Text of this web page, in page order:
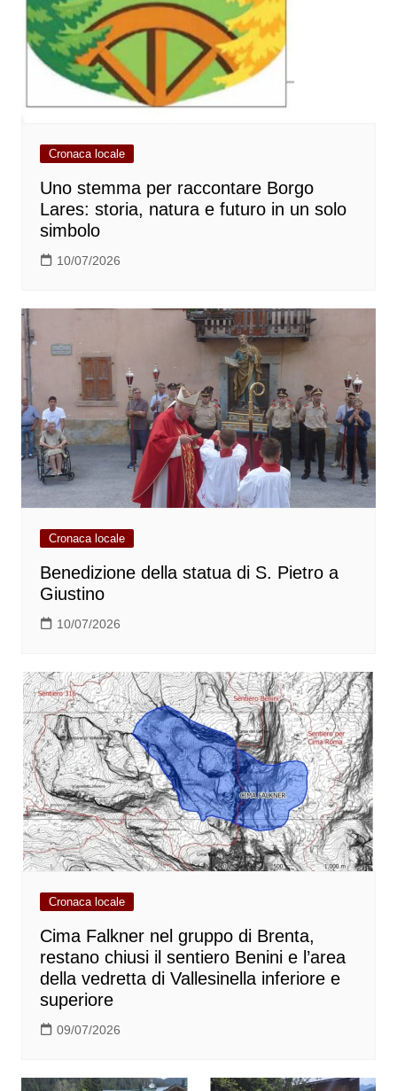
Cronaca locale
Uno stemma per raccontare Borgo
Lares: storia, natura e futuro in un solo
simbolo
10/07/2026
Cronaca locale
Benedizione della statua di S. Pietro a
Giustino
10/07/2026
Cronaca locale
Cima Falkner nel gruppo di Brenta,
restano chiusi il sentiero Benini e l’area
della vedretta di Vallesinella inferiore e
superiore
09/07/2026